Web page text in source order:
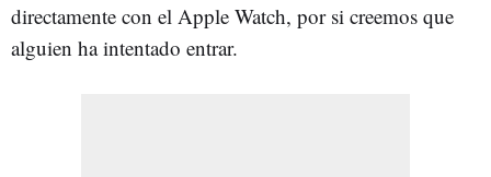
directamente con el Apple Watch, por si creemos que
alguien ha intentado entrar.